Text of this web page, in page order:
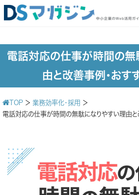
電話対応の仕事が時間の無
由と改善事例・おす
TOP ＞ 業務効率化・採用 ＞
電話対応の仕事が時間の無駄になりやすい理由と